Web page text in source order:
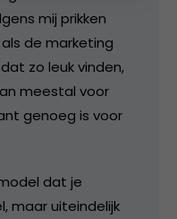
mij prikken
de marketing
zo leuk vinden,
meestal voor
genoeg is voor
dat je
maar uiteindelijk